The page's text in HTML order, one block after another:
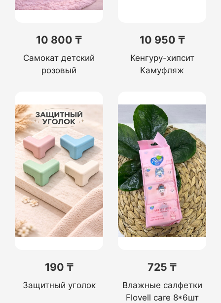
10 800 ₸
Самокат детский
розовый
10 950 ₸
Кенгуру-хипсит
Камуфляж
190 ₸
Защитный уголок
725 ₸
Влажные салфетки
Flovell care 8*6шт